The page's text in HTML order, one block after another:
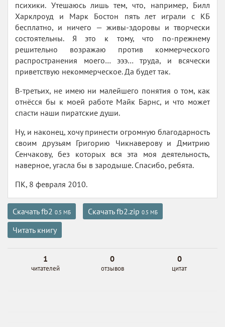
психики. Утешаюсь лишь тем, что, например, Билл
Харклроуд и Марк Бостон пять лет играли с КБ
бесплатно, и ничего — живы-здоровы и творчески
состоятельны. Я это к тому, что по-прежнему
решительно возражаю против коммерческого
распространения моего… эээ… труда, и всячески
приветствую некоммерческое. Да будет так.
В-третьих, не имею ни малейшего понятия о том, как
отнёсся бы к моей работе Майк Барнс, и что может
спасти наши пиратские души.
Ну, и наконец, хочу принести огромную благодарность
своим друзьям Григорию Чикнаверову и Дмитрию
Сенчакову, без которых вся эта моя деятельность,
наверное, угасла бы в зародыше. Спасибо, ребята.
ПК, 8 февраля 2010.
Скачать fb2 0.5 МБ Скачать fb2.zip 0.5 МБ
Читать книгу
1
читателей
0
отзывов
0
цитат